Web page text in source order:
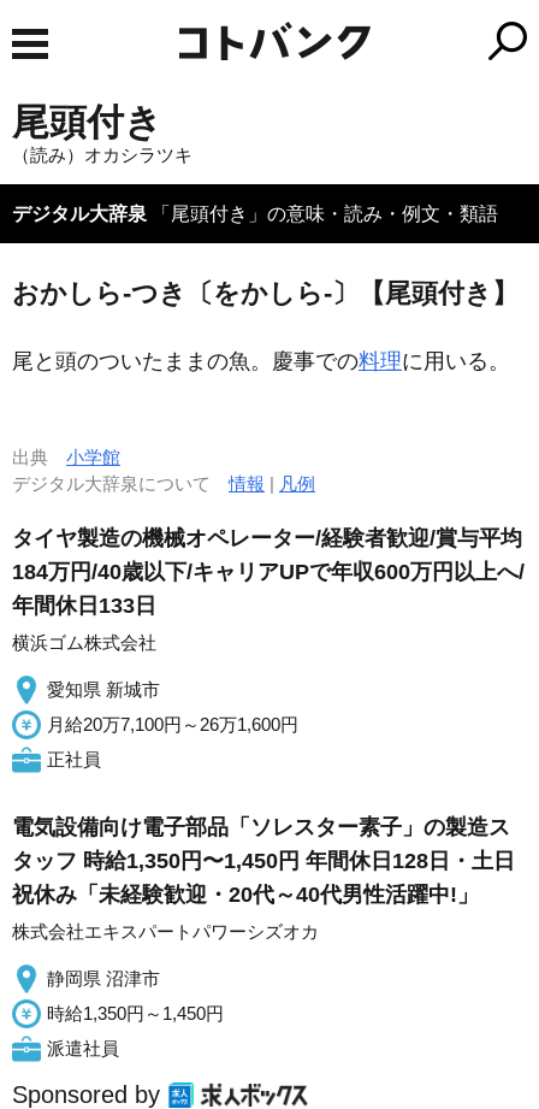
尾頭付き
（読み）オカシラツキ
デジタル大辞泉 「尾頭付き」の意味・読み・例文・類語
おかしら‐つき〔をかしら‐〕【尾頭付き】
尾と頭のついたままの魚。慶事での料理に用いる。
出典 小学館
デジタル大辞泉について情報 | 凡例
タイヤ製造の機械オペレーター/経験者歓迎/賞与平均
184万円/40歳以下/キャリアUPで年収600万円以上へ/
年間休日133日
横浜ゴム株式会社
愛知県 新城市
月給20万7,100円～26万1,600円
正社員
電気設備向け電子部品「ソレスター素子」の製造ス
タッフ 時給1,350円〜1,450円 年間休日128日・土日
祝休み「未経験歓迎・20代～40代男性活躍中!」
株式会社エキスパートパワーシズオカ
静岡県 沼津市
時給1,350円～1,450円
派遣社員
Sponsored by